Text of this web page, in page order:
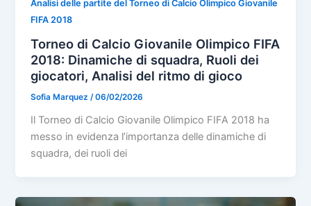
Analisi delle partite del Torneo di Calcio Olimpico Giovanile
FIFA 2018
Torneo di Calcio Giovanile Olimpico FIFA
2018: Dinamiche di squadra, Ruoli dei
giocatori, Analisi del ritmo di gioco
Sofia Marquez/06/02/2026
Il Torneo di Calcio Giovanile Olimpico FIFA 2018 ha
messo in evidenza l’importanza delle dinamiche di
squadra, dei ruoli dei